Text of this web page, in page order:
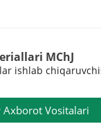
MChJ
ishlab
Vositalari